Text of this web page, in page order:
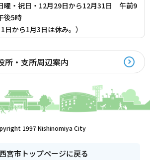
曜・祝日・12月29日から12月31日 午前9
後5時
日から1月3日は休み。）
所・支所周辺案内
1997 Nishinomiya City
宮市トップページに戻る